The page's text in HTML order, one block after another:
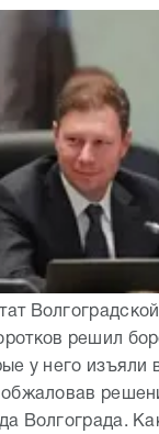
решил
у него изъяли
обжаловав
Волгограда.